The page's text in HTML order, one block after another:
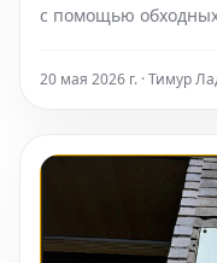
с помощью
несмотря на
20 мая 2026 г. · Тимур